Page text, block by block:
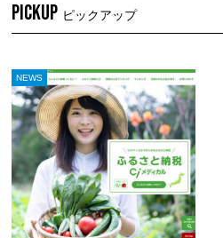
PICKUP ピックアップ
NEWS